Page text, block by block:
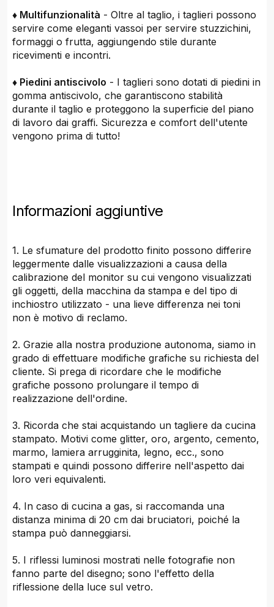
♦ Multifunzionalità - Oltre al taglio, i taglieri possono
servire come eleganti vassoi per servire stuzzichini,
formaggi o frutta, aggiungendo stile durante
ricevimenti e incontri.
♦ Piedini antiscivolo - I taglieri sono dotati di piedini in
gomma antiscivolo, che garantiscono stabilità
durante il taglio e proteggono la superficie del piano
di lavoro dai graffi. Sicurezza e comfort dell'utente
vengono prima di tutto!
Informazioni aggiuntive
1. Le sfumature del prodotto finito possono differire
leggermente dalle visualizzazioni a causa della
calibrazione del monitor su cui vengono visualizzati
gli oggetti, della macchina da stampa e del tipo di
inchiostro utilizzato - una lieve differenza nei toni
non è motivo di reclamo.
2. Grazie alla nostra produzione autonoma, siamo in
grado di effettuare modifiche grafiche su richiesta del
cliente. Si prega di ricordare che le modifiche
grafiche possono prolungare il tempo di
realizzazione dell'ordine.
3. Ricorda che stai acquistando un tagliere da cucina
stampato. Motivi come glitter, oro, argento, cemento,
marmo, lamiera arrugginita, legno, ecc., sono
stampati e quindi possono differire nell'aspetto dai
loro veri equivalenti.
4. In caso di cucina a gas, si raccomanda una
distanza minima di 20 cm dai bruciatori, poiché la
stampa può danneggiarsi.
5. I riflessi luminosi mostrati nelle fotografie non
fanno parte del disegno; sono l'effetto della
riflessione della luce sul vetro.